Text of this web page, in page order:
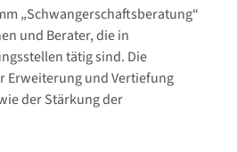
„Schwangerschaftsberatung“
und Berater, die in
tätig sind. Die
Erweiterung und Vertiefung
der Stärkung der